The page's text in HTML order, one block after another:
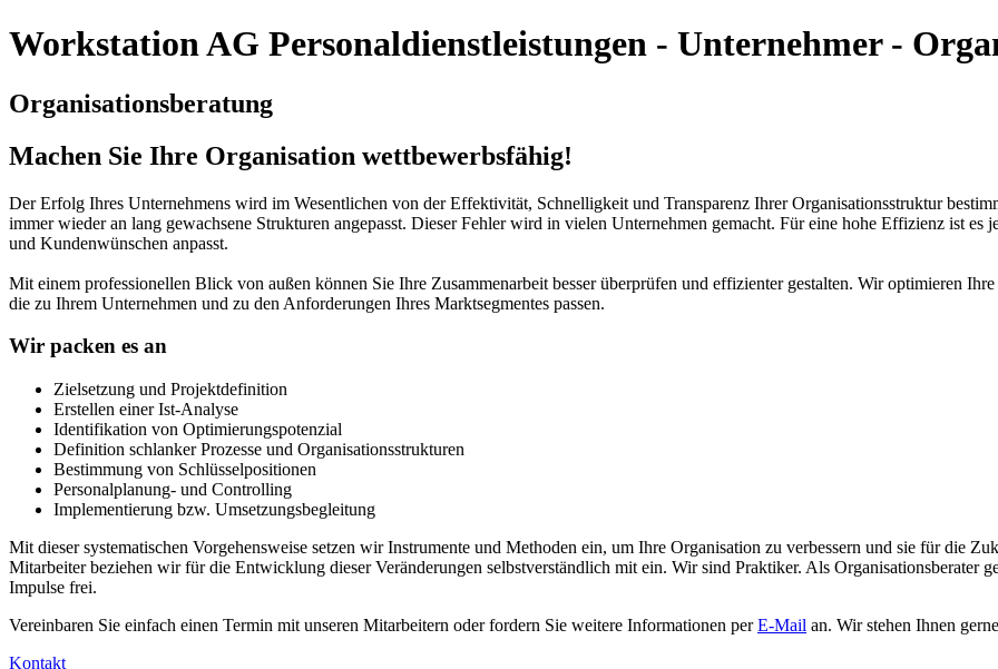
Workstation AG Personaldienstleistungen - Unternehmer -
Organisationsberatung
Machen Sie Ihre Organisation wettbewerbsfähig!
Der Erfolg Ihres Unternehmens wird im Wesentlichen von der Effektivität, Schnelligkeit und Transparenz Ihrer Organisationsstruktur
immer wieder an lang gewachsene Strukturen angepasst. Dieser Fehler wird in vielen Unternehmen gemacht. Für eine hohe Effizienz ist es
und Kundenwünschen anpasst.
Mit einem professionellen Blick von außen können Sie Ihre Zusammenarbeit besser überprüfen und effizienter gestalten. Wir optimieren
die zu Ihrem Unternehmen und zu den Anforderungen Ihres Marktsegmentes passen.
Wir packen es an
Zielsetzung und Projektdefinition
Erstellen einer Ist-Analyse
Identifikation von Optimierungspotenzial
Definition schlanker Prozesse und Organisationsstrukturen
Bestimmung von Schlüsselpositionen
Personalplanung- und Controlling
Implementierung bzw. Umsetzungsbegleitung
Mit dieser systematischen Vorgehensweise setzen wir Instrumente und Methoden ein, um Ihre Organisation zu verbessern und sie für die
Mitarbeiter beziehen wir für die Entwicklung dieser Veränderungen selbstverständlich mit ein. Wir sind Praktiker. Als Organisationsberater
Impulse frei.
Vereinbaren Sie einfach einen Termin mit unseren Mitarbeitern oder fordern Sie weitere Informationen perE-Mail an. Wir stehen Ihnen
Kontakt